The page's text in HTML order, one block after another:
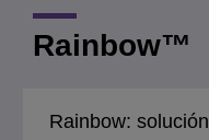
Rainbow™
Rainbow: solución